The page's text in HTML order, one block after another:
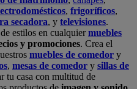
, frigoríficos,
secadora, y televisiones.
estilos en cualquiermuebles
y promociones. Crea el
muebles de comedor y
, mesas de comedor y sillas de
tu casa con multitud de